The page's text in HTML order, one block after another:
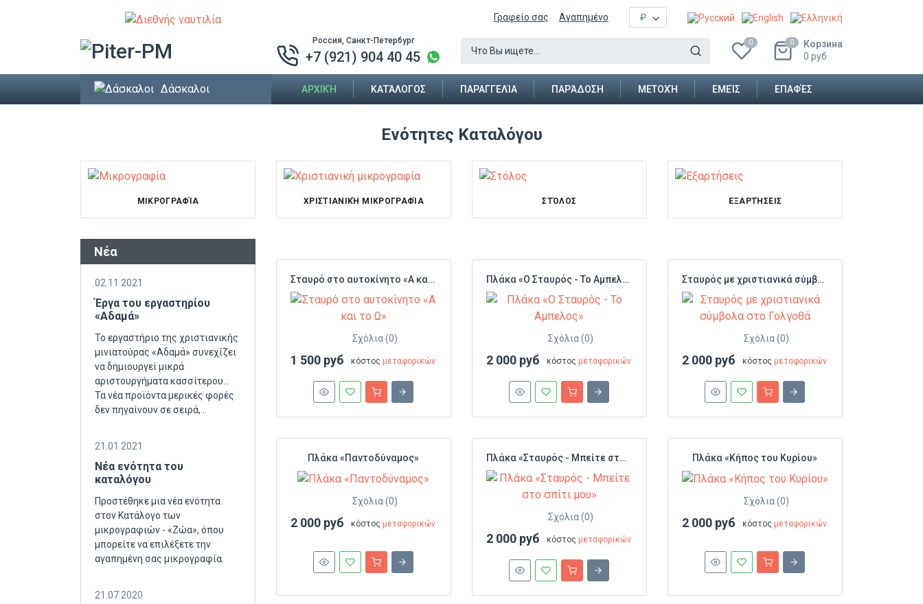
Γραφείο σας Αγαπημένο ₽
Россия, Санкт-Петербург
+7 (921) 904 40 45
0 0
Корзина
0 руб
Δάσκαλοι ΑΡΧΙΚΉ ΚΑΤΆΛΟΓΟΣ ΠΑΡΑΓΓΕΛΊΑ ΠΑΡΆΔΟΣΗ MΕΤΟΧΉ ΕΜΕΊΣ ΕΠΑΦΈΣ
Ενότητες Καταλόγου
ΜΙΚΡΟΓΡΑΦΊΑ ΧΡΙΣΤΙΑΝΙΚΉ ΜΙΚΡΟΓΡΑΦΊΑ ΣΤΌΛΟΣ ΕΞΑΡΤΉΣΕΙΣ
Σταυρό στο αυτοκίνητο «Α και το Ω»
Σχόλια (0)
1 500 руб κόστος μεταφορικών
Πλάκα «Ο Σταυρός - Το Αμπελος»
Σχόλια (0)
2 000 руб κόστος μεταφορικών
Σταυρός με χριστιανικά σύμβολα στο Γολγοθά
Σχόλια (0)
2 000 руб κόστος μεταφορικών
Πλάκα «Παντοδύναμος»
Σχόλια (0)
2 000 руб κόστος μεταφορικών
Πλάκα «Σταυρός - Μπείτε στο σπίτι μου»
Σχόλια (0)
2 000 руб κόστος μεταφορικών
Πλάκα «Κήπος του Κυρίου»
Σχόλια (0)
2 000 руб κόστος μεταφορικών
Νέα
02.11.2021
Έργα του εργαστηρίου
«Αδαμά»
Το εργαστήριο της χριστιανικής
μινιατούρας «Αδαμά» συνεχίζει
να δημιουργεί μικρά
αριστουργήματα κασσίτερου...
Τα νέα προϊόντα μερικές φορές
δεν πηγαίνουν σε σειρά,…
21.01.2021
Νέα ενότητα του
καταλόγου
Προστέθηκε μια νέα ενότητα
στον Κατάλογο των
μικρογραφιών - «Ζώα», όπου
μπορείτε να επιλέξετε την
αγαπημένη σας μικρογραφία.
21.07.2020